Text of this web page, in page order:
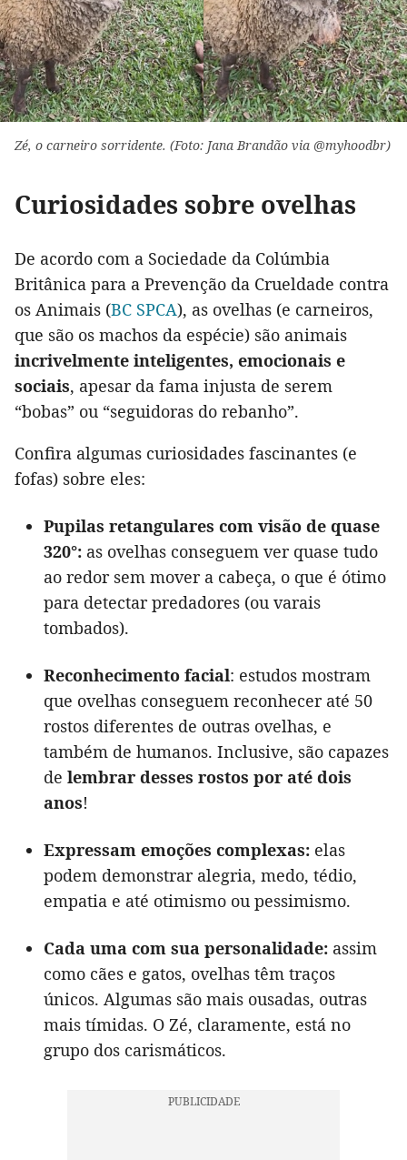
Zé, o carneiro sorridente. (Foto: Jana Brandão via @myhoodbr)
Curiosidades sobre ovelhas
De acordo com a Sociedade da Colúmbia
Britânica para a Prevenção da Crueldade contra
os Animais (BC SPCA), as ovelhas (e carneiros,
que são os machos da espécie) são animais
incrivelmente inteligentes, emocionais e
sociais, apesar da fama injusta de serem
“bobas” ou “seguidoras do rebanho”.
Confira algumas curiosidades fascinantes (e
fofas) sobre eles:
Pupilas retangulares com visão de quase
320°: as ovelhas conseguem ver quase tudo
ao redor sem mover a cabeça, o que é ótimo
para detectar predadores (ou varais
tombados).
Reconhecimento facial: estudos mostram
que ovelhas conseguem reconhecer até 50
rostos diferentes de outras ovelhas, e
também de humanos. Inclusive, são capazes
de lembrar desses rostos por até dois
anos!
Expressam emoções complexas: elas
podem demonstrar alegria, medo, tédio,
empatia e até otimismo ou pessimismo.
Cada uma com sua personalidade: assim
como cães e gatos, ovelhas têm traços
únicos. Algumas são mais ousadas, outras
mais tímidas. O Zé, claramente, está no
grupo dos carismáticos.